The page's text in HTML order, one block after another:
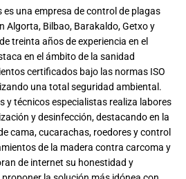
una empresa de control de plagas
Algorta, Bilbao, Barakaldo, Getxo y
treinta años de experiencia en el
en el ámbito de la sanidad
certificados bajo las normas ISO
una total seguridad ambiental.
y técnicos especialistas realiza labores
y desinfección, destacando en la
cama, cucarachas, roedores y control
de la madera contra carcoma y
de internet su honestidad y